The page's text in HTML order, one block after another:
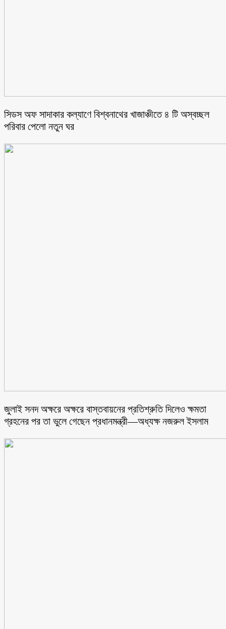
সিডস অফ সাদাকার কল্যাণে বিশ্বনাথের খাজাঞ্চীতে ৪ টি অস্বচ্ছল
পরিবার পেলো নতুন ঘর
জুলাই সনদ অক্ষরে অক্ষরে বাস্তবায়নের প্রতিশ্রুতি দিলেও ক্ষমতা
গ্রহনের পর তা ভুলে গেছেন প্রধানমন্ত্রী—অধ্যক্ষ নজরুল ইসলাম